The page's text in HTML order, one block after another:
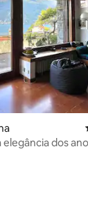
elegância dos